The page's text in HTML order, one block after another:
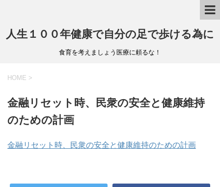
人生１００年健康で自分の足で歩ける為に
食育を考えましょう医療に頼るな！
HOME >
金融リセット時、民衆の安全と健康維持
のための計画
金融リセット時、民衆の安全と健康維持のための計画